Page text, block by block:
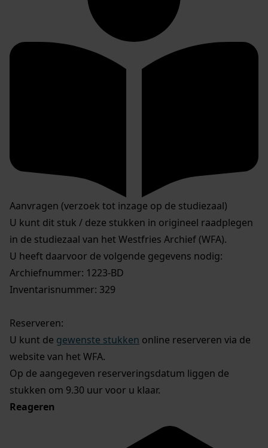
Aanvragen (verzoek tot inzage op de studiezaal)
U kunt dit stuk / deze stukken in origineel raadplegen
in de studiezaal van het Westfries Archief (WFA).
U heeft daarvoor de volgende gegevens nodig:
Archiefnummer: 1223-BD
Inventarisnummer: 329
Reserveren:
U kunt de gewenste stukken online reserveren via de
website van het WFA.
Op de aangegeven reserveringsdatum liggen de
stukken om 9.30 uur voor u klaar.
Reageren